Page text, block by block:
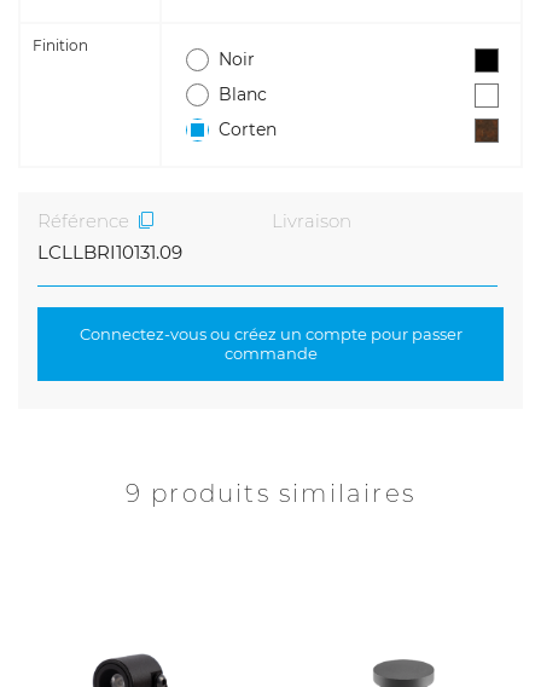
Finition
Noir
Blanc
Corten
Référence
LCLLBRI10131.09
Livraison
Connectez-vous ou créez un compte pour passer
commande
9 produits similaires